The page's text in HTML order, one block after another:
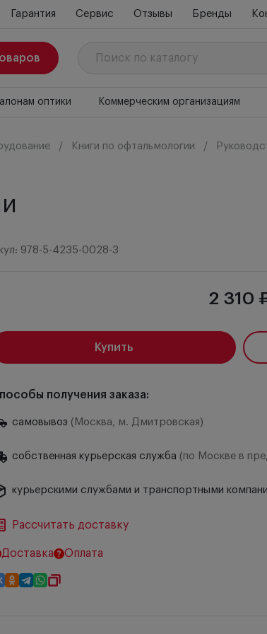
Гарантия Сервис Отзывы Бренды
оптики Коммерческим организациям
Книги по офтальмологии
978-5-4235-0028-3
2 310
Купить
получения заказа:
самовывоз (Москва, м. Дмитровская)
собственная курьерская служба (по Москве в
курьерскими службами и транспортными
Рассчитать доставку
Доставка Оплата